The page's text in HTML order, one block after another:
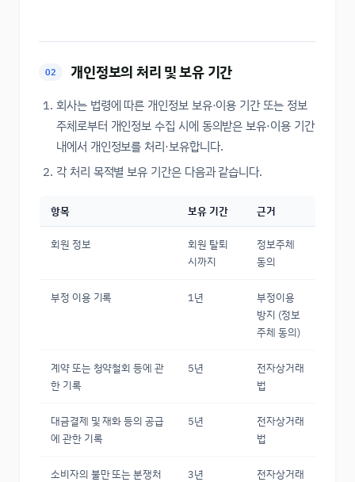
02 개인정보의 처리 및 보유 기간
회사는 법령에 따른 개인정보 보유·이용 기간 또는 정보
주체로부터 개인정보 수집 시에 동의받은 보유·이용 기간
내에서 개인정보를 처리·보유합니다.
각 처리 목적별 보유 기간은 다음과 같습니다.
항목 보유 기간 근거
회원 정보
회원 탈퇴
시까지
정보주체
동의
부정 이용 기록 1년
부정이용
방지 (정보
주체 동의)
계약 또는 청약철회 등에 관
한 기록
5년
전자상거래
법
대금결제 및 재화 등의 공급
에 관한 기록
5년
전자상거래
법
소비자의 불만 또는 분쟁처
3년
전자상거래